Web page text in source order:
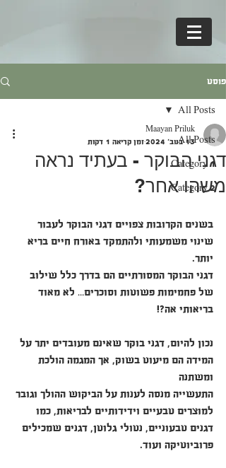
פוסט
All Posts
Category 1
Category 2
All Posts
דגני הבוקר - בעתיד נראה
משהו אחר?
Maayan Priluk
13 בנוב׳ 2024
זמן קריאה 1 דקות
בשנים הקרובות צפויים דגני הבוקר לעבור
שינוי משמעותי ולהתמקד באורח חיים בריא
יותר.
דגני הבוקר המסורתיים הם בדרך כלל שילוב
של פחמימות פשוטות וסוכרים… לא מאוד
בריאותי אה?!
נכון להיום, דגני בוקר שאינם מעובדים יתר על
המידה הם מיעוט בשוק, אך המגמה הולכת
ומשתנה​
התעשייה מנסה לענות על הביקוש ההולך וגובר
למוצרים טבעיים וידידותיים לבריאות, כמו
דגנים טבעוניים, נטולי גלוטן, דגנים שמכילים
פרוביוטיקה ועוד.